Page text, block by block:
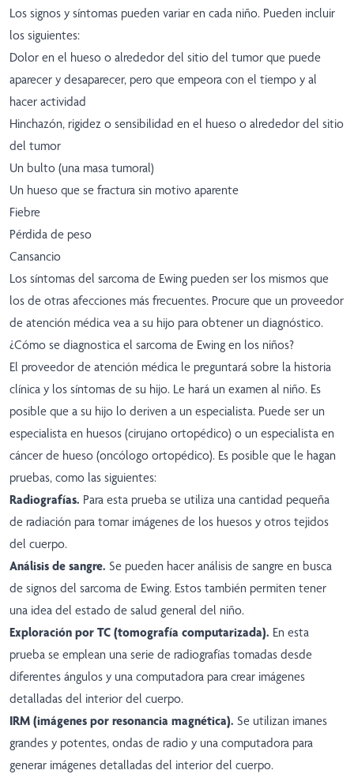
Los signos y síntomas pueden variar en cada niño. Pueden incluir
los siguientes:
Dolor en el hueso o alrededor del sitio del tumor que puede
aparecer y desaparecer, pero que empeora con el tiempo y al
hacer actividad
Hinchazón, rigidez o sensibilidad en el hueso o alrededor del sitio
del tumor
Un bulto (una masa tumoral)
Un hueso que se fractura sin motivo aparente
Fiebre
Pérdida de peso
Cansancio
Los síntomas del sarcoma de Ewing pueden ser los mismos que
los de otras afecciones más frecuentes. Procure que un proveedor
de atención médica vea a su hijo para obtener un diagnóstico.
¿Cómo se diagnostica el sarcoma de Ewing en los niños?
El proveedor de atención médica le preguntará sobre la historia
clínica y los síntomas de su hijo. Le hará un examen al niño. Es
posible que a su hijo lo deriven a un especialista. Puede ser un
especialista en huesos (cirujano ortopédico) o un especialista en
cáncer de hueso (oncólogo ortopédico). Es posible que le hagan
pruebas, como las siguientes:
Radiografías. Para esta prueba se utiliza una cantidad pequeña
de radiación para tomar imágenes de los huesos y otros tejidos
del cuerpo.
Análisis de sangre. Se pueden hacer análisis de sangre en busca
de signos del sarcoma de Ewing. Estos también permiten tener
una idea del estado de salud general del niño.
Exploración por TC (tomografía computarizada). En esta
prueba se emplean una serie de radiografías tomadas desde
diferentes ángulos y una computadora para crear imágenes
detalladas del interior del cuerpo.
IRM (imágenes por resonancia magnética). Se utilizan imanes
grandes y potentes, ondas de radio y una computadora para
generar imágenes detalladas del interior del cuerpo.